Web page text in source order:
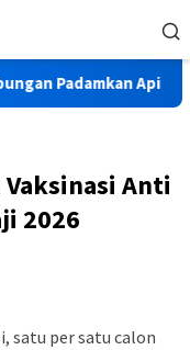
Padamkan Api
Anti
2026
satu per satu calon